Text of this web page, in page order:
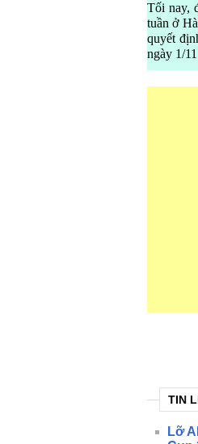
Tối nay,
tuần ở
quyết
ngày 1/
TIN
Lỡ